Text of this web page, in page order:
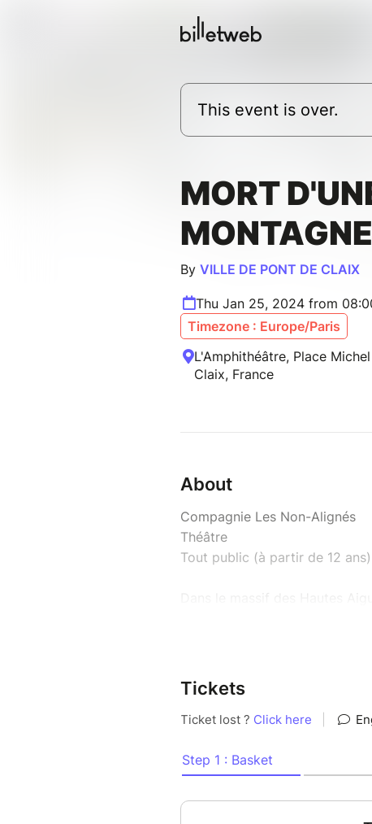
This event is over.
MORT
MONTAGNE
By VILLE DE PONT DE CLAIX
Thu Jan 25, 2024 from
Timezone : Europe/Paris
L'Amphithéâtre, Place
Claix, France
About
Compagnie Les Non-Alignés
Théâtre
Tout public (à partir de 12 ans)
Dans le massif des Hautes
sur le sommet majeur de la
récemment effondrée...
Dans une chronique
ascension à la fois concrète et
DANS LE CADRE DE «NOS
Tickets